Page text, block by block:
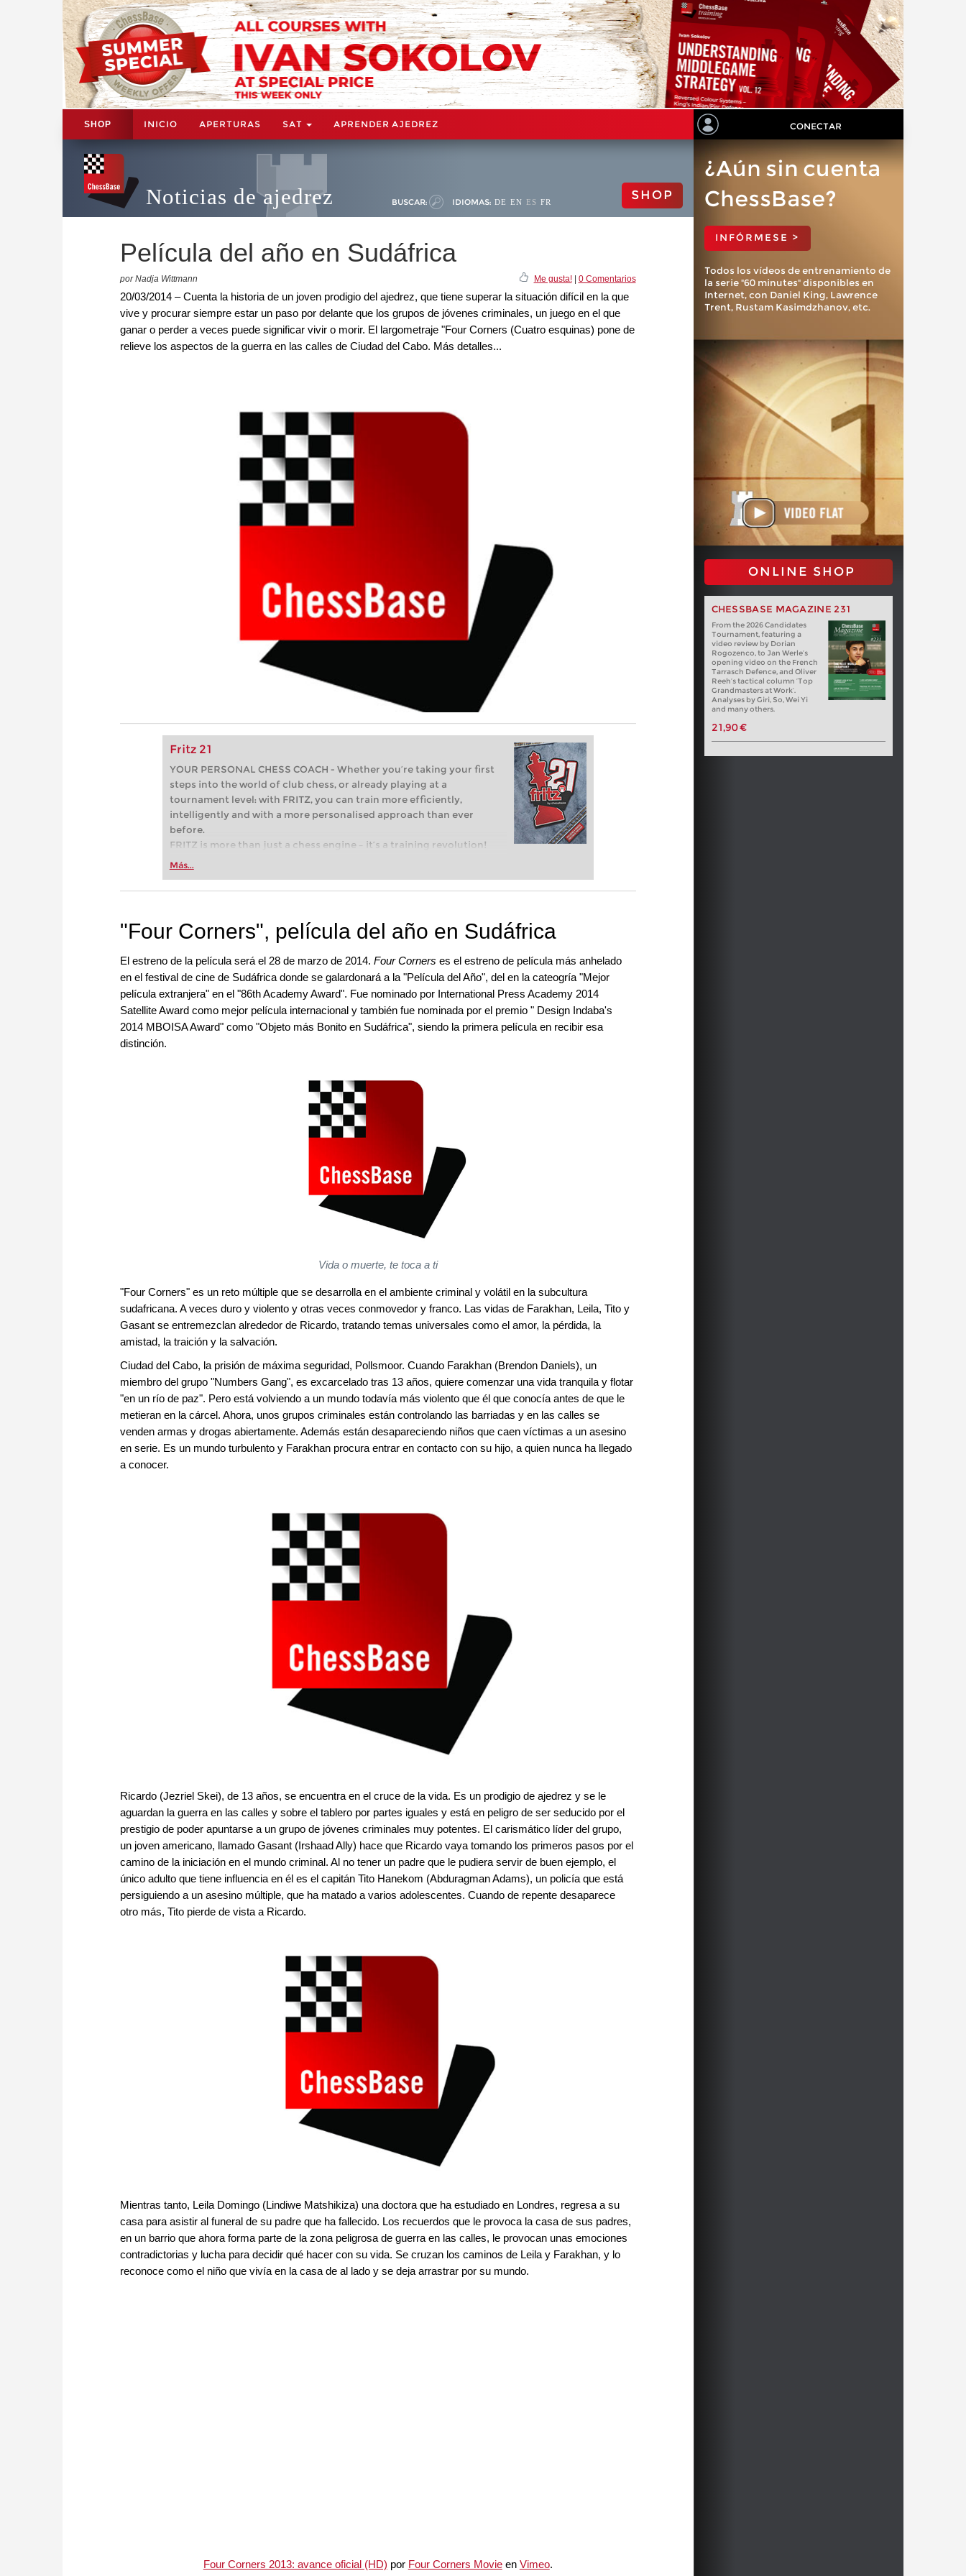
SHOP INICIO APERTURAS SAT APRENDER AJEDREZ CONECTAR
Noticias de ajedrez BUSCAR: IDIOMAS: DE EN ES FR SHOP
Película del año en Sudáfrica
por Nadja Wittmann Me gusta!| 0 Comentarios
20/03/2014 – Cuenta la historia de un joven prodigio del ajedrez, que tiene superar la situación difícil en la que
vive y procurar siempre estar un paso por delante que los grupos de jóvenes criminales, un juego en el que
ganar o perder a veces puede significar vivir o morir. El largometraje "Four Corners (Cuatro esquinas) pone de
relieve los aspectos de la guerra en las calles de Ciudad del Cabo. Más detalles...
Fritz 21
YOUR PERSONAL CHESS COACH - Whether you’re taking your first
steps into the world of club chess, or already playing at a
tournament level: with FRITZ, you can train more efficiently,
intelligently and with a more personalised approach than ever
before.
FRITZ is more than just a chess engine – it’s a training revolution!
Whether you’re taking your first steps into the world of club chess,
more efficiently, intelligently and with a more personalised
Más...
¿Aún sin cuenta
ChessBase?
INFÓRMESE >
Todos los vídeos de entrenamiento de
la serie "60 minutes" disponibles en
Internet, con Daniel King, Lawrence
Trent, Rustam Kasimdzhanov, etc.
ONLINE SHOP
CHESSBASE MAGAZINE 231
From the 2026 Candidates
Tournament, featuring a
video review by Dorian
Rogozenco, to Jan Werle’s
opening video on the French
Tarrasch Defence, and Oliver
Reeh’s tactical column ‘Top
Grandmasters at Work’.
Analyses by Giri, So, Wei Yi
and many others.
21,90 €
"Four Corners", película del año en Sudáfrica
El estreno de la película será el 28 de marzo de 2014. Four Corners es el estreno de película más anhelado
en el festival de cine de Sudáfrica donde se galardonará a la "Película del Año", del en la cateogría "Mejor
película extranjera" en el "86th Academy Award". Fue nominado por International Press Academy 2014
Satellite Award como mejor película internacional y también fue nominada por el premio " Design Indaba's
2014 MBOISA Award" como "Objeto más Bonito en Sudáfrica", siendo la primera película en recibir esa
distinción.
Vida o muerte, te toca a ti
"Four Corners" es un reto múltiple que se desarrolla en el ambiente criminal y volátil en la subcultura
sudafricana. A veces duro y violento y otras veces conmovedor y franco. Las vidas de Farakhan, Leila, Tito y
Gasant se entremezclan alrededor de Ricardo, tratando temas universales como el amor, la pérdida, la
amistad, la traición y la salvación.
Ciudad del Cabo, la prisión de máxima seguridad, Pollsmoor. Cuando Farakhan (Brendon Daniels), un
miembro del grupo "Numbers Gang", es excarcelado tras 13 años, quiere comenzar una vida tranquila y flotar
"en un río de paz". Pero está volviendo a un mundo todavía más violento que él que conocía antes de que le
metieran en la cárcel. Ahora, unos grupos criminales están controlando las barriadas y en las calles se
venden armas y drogas abiertamente. Además están desapareciendo niños que caen víctimas a un asesino
en serie. Es un mundo turbulento y Farakhan procura entrar en contacto con su hijo, a quien nunca ha llegado
a conocer.
Ricardo (Jezriel Skei), de 13 años, se encuentra en el cruce de la vida. Es un prodigio de ajedrez y se le
aguardan la guerra en las calles y sobre el tablero por partes iguales y está en peligro de ser seducido por el
prestigio de poder apuntarse a un grupo de jóvenes criminales muy potentes. El carismático líder del grupo,
un joven americano, llamado Gasant (Irshaad Ally) hace que Ricardo vaya tomando los primeros pasos por el
camino de la iniciación en el mundo criminal. Al no tener un padre que le pudiera servir de buen ejemplo, el
único adulto que tiene influencia en él es el capitán Tito Hanekom (Abduragman Adams), un policía que está
persiguiendo a un asesino múltiple, que ha matado a varios adolescentes. Cuando de repente desaparece
otro más, Tito pierde de vista a Ricardo.
Mientras tanto, Leila Domingo (Lindiwe Matshikiza) una doctora que ha estudiado en Londres, regresa a su
casa para asistir al funeral de su padre que ha fallecido. Los recuerdos que le provoca la casa de sus padres,
en un barrio que ahora forma parte de la zona peligrosa de guerra en las calles, le provocan unas emociones
contradictorias y lucha para decidir qué hacer con su vida. Se cruzan los caminos de Leila y Farakhan, y lo
reconoce como el niño que vivía en la casa de al lado y se deja arrastrar por su mundo.
Four Corners 2013: avance oficial (HD) por Four Corners Movieen Vimeo.